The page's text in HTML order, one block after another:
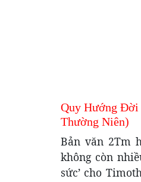
Quy Hướng Đời
Thường Niên)
Bản văn 2Tm
không còn
sức’ cho